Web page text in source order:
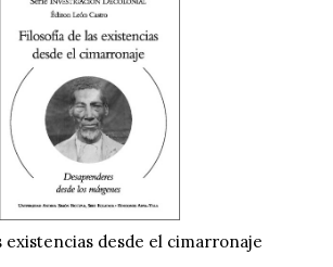
existencias desde el cimarronaje